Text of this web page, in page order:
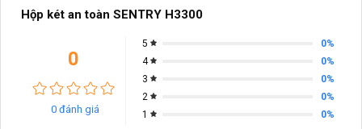
Hộp két an toàn SENTRY H3300
0
0 đánh giá
5
0%
4
0%
3
0%
2
0%
1
0%